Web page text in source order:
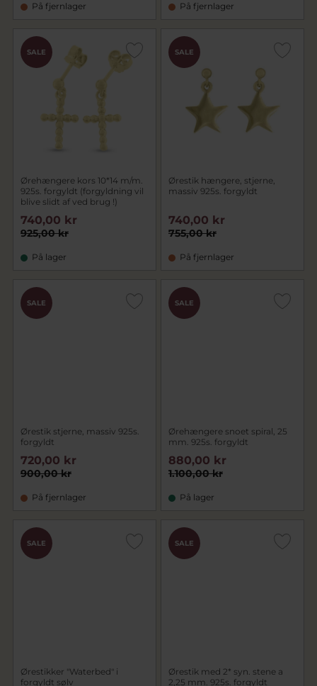
På fjernlager På fjernlager
SALE
Ørehængere kors 10*14 m/m.
925s. forgyldt (forgyldning vil
blive slidt af ved brug !)
925,00 kr
740,00 kr
På lager
SALE
Ørestik hængere, stjerne,
massiv 925s. forgyldt
755,00 kr
740,00 kr
På fjernlager
SALE
Ørestik stjerne, massiv 925s.
forgyldt
900,00 kr
720,00 kr
På fjernlager
SALE
Ørehængere snoet spiral, 25
mm. 925s. forgyldt
1.100,00 kr
880,00 kr
På lager
SALE
Ørestikker "Waterbed" i
forgyldt sølv
SALE
Ørestik med 2* syn. stene a
2,25 mm. 925s. forgyldt